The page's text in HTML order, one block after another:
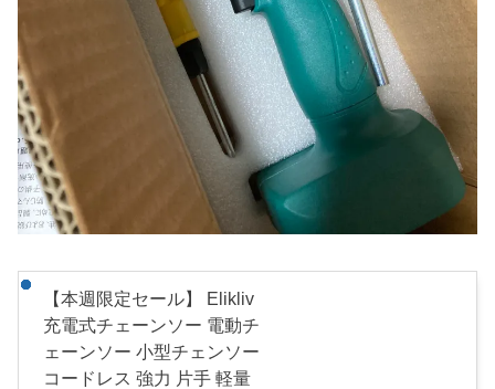
【本週限定セール】 Elikliv
充電式チェーンソー 電動チ
ェーンソー 小型チェンソー
コードレス 強力 片手 軽量